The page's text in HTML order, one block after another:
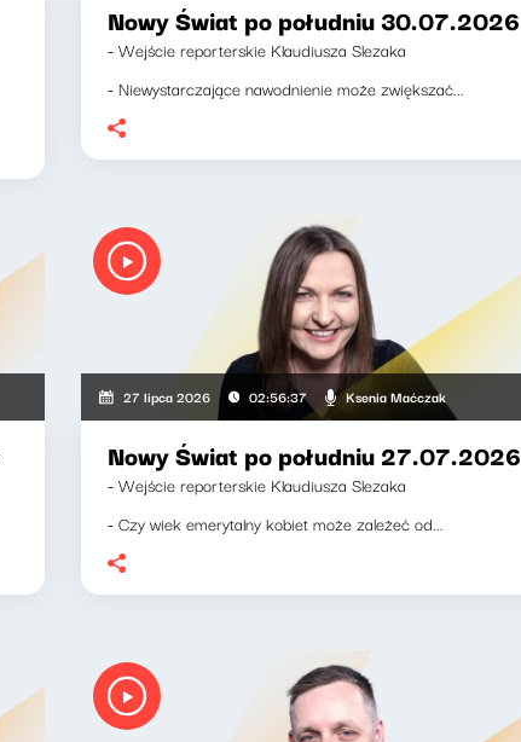
Nowy Świat po południu 30.07.2026
- Wejście reporterskie Klaudiusza Slezaka
- Niewystarczające nawodnienie może zwiększać...
27 lipca 2026 02:56:37 Ksenia Maćczak
Nowy Świat po południu 27.07.2026
- Wejście reporterskie Klaudiusza Slezaka
- Czy wiek emerytalny kobiet może zależeć od...